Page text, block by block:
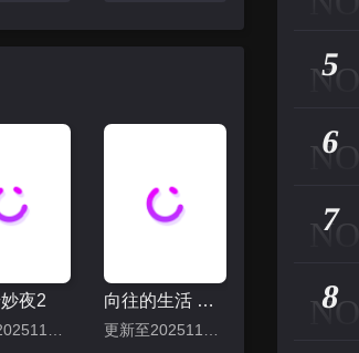
夜2 向往的生活 第八季
NO
5
NO
6
NO
7
NO
8